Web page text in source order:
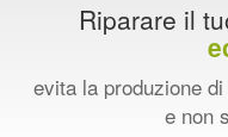
Riparare il
evita la produzione
e non